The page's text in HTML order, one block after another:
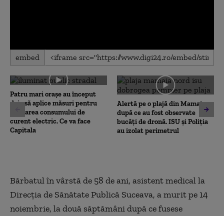
0
seconds
0
seconds
embed
Patru mari orașe au început
deja să aplice măsuri pentru
limitarea consumului de
curent electric. Ce va face
Capitala
Alertă pe o plajă din Mamaia,
după ce au fost observate
bucăți de dronă. ISU și Poliția
au izolat perimetrul
Bărbatul în vârstă de 58 de ani, asistent medical la
Direcția de Sănătate Publică Suceava, a murit pe 14
noiembrie, la două săptămâni după ce fusese